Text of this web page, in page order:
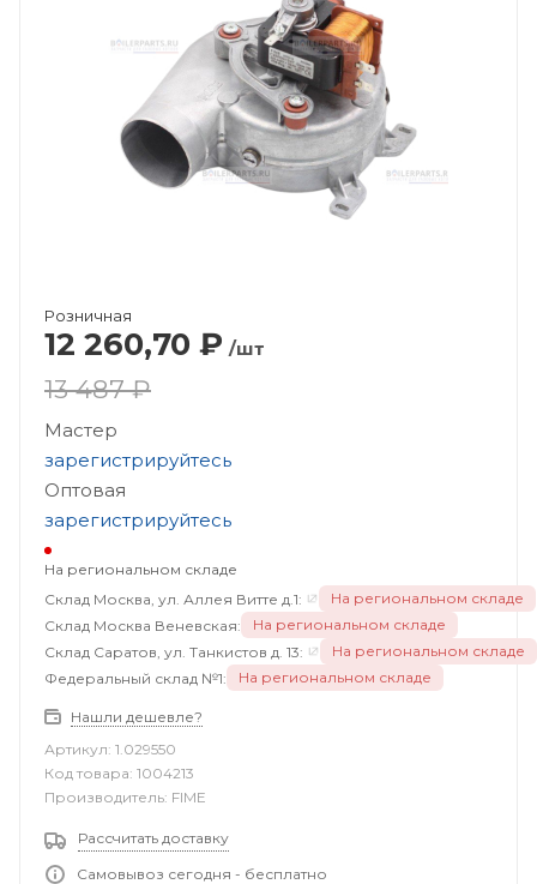
Розничная
12 260,70 ₽ /шт
13 487 ₽
Мастер
зарегистрируйтесь
Оптовая
зарегистрируйтесь
На региональном складе
Склад Москва, ул. Аллея Витте д.1:
На региональном складе
Склад Москва Веневская:
На региональном складе
Склад Саратов, ул. Танкистов д. 13:
На региональном складе
Федеральный склад №1:
На региональном складе
Нашли дешевле?
Артикул: 1.029550
Код товара: 1004213
Производитель: FIME
Рассчитать доставку
Самовывоз сегодня - бесплатно